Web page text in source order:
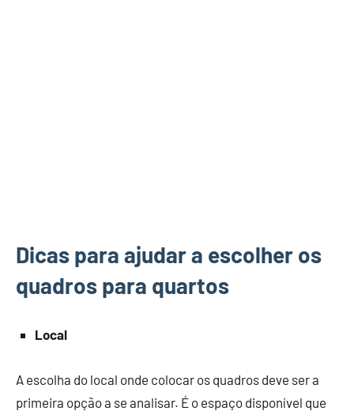
Dicas para ajudar a escolher os
quadros para quartos
Local
A escolha do local onde colocar os quadros deve ser a
primeira opção a se analisar. É o espaço disponível que